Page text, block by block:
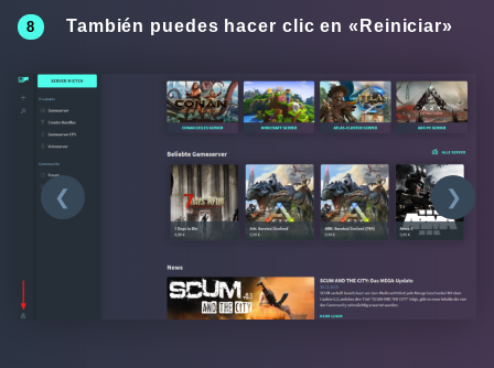
También puedes hacer clic en « Reiniciar»
❮ ❯